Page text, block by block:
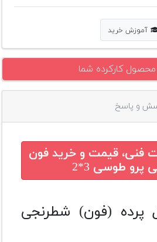
آموزش خرید
محصول کارکرده شما
و پاسخ
فنی، قیمت و خریدفون
طوسی 3*2
پرده‌‌ (فون)‌ شطرنجی